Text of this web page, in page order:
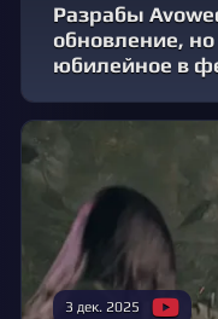
Разрабы
обновление,
юбилейное в
3 дек. 2025